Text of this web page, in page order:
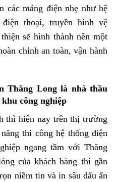
các mảng điện nhẹ như hệ
thoại, truyền hình vệ
sẽ hình thành nên một
chỉnh an toàn, vận hành
Thăng Long là nhà thầu
công nghiệp
thì hiện nay trên thị trường
thi công hệ thống điện
ngang tầm với Thăng
của khách hàng thì gần
niềm tin và in sâu dấu ấn